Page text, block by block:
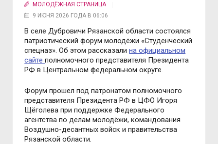
МОЛОДЁЖНАЯ СТРАНИЦА
9 ИЮНЯ 2026 ГОДА В 06:06
В селе Дубровичи Рязанской области состоялся
патриотический форум молодёжи «Студенческий
спецназ». Об этом рассказалина официальном
сайтеполномочного представителя Президента
РФ в Центральном федеральном округе.
Форум прошел под патронатом полномочного
представителя Президента РФ в ЦФО Игоря
Щёголева при поддержке Федерального
агентства по делам молодёжи, командования
Воздушно-десантных войск и правительства
Рязанской области.